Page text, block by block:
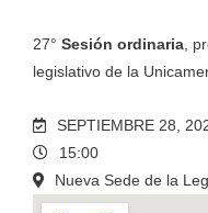
27° Sesión ordinaria ,
legislativo de la
SEPTIEMBRE 28,
15:00
Nueva Sede de la